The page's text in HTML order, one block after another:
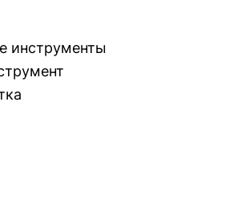
инструменты